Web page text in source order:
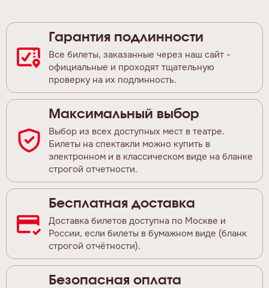
Гарантия подлинности
Все билеты, заказанные через наш сайт -
официальные и проходят тщательную
проверку на их подлинность.
Максимальный выбор
Выбор из всех доступных мест в театре.
Билеты на спектакли можно купить в
электронном и в классическом виде на бланке
строгой отчетности.
Бесплатная доставка
Доставка билетов доступна по Москве и
России, если билеты в бумажном виде (бланк
строгой отчётности).
Безопасная оплата